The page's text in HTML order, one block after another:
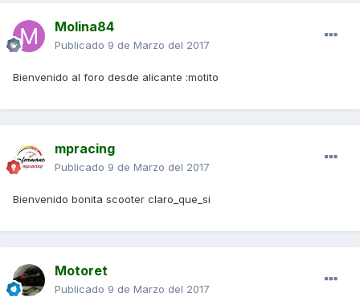
Molina84
Publicado 9 de Marzo del 2017
Bienvenido al foro desde alicante :motito
mpracing
Publicado 9 de Marzo del 2017
Bienvenido bonita scooter claro_que_si
Motoret
Publicado 9 de Marzo del 2017